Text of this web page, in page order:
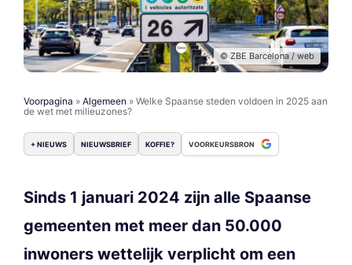
© ZBE Barcelona / web
Voorpagina » Algemeen » Welke Spaanse steden voldoen in 2025 aan
de wet met milieuzones?
+ NIEUWS NIEUWSBRIEF KOFFIE? VOORKEURSBRON
Sinds 1 januari 2024 zijn alle Spaanse
gemeenten met meer dan 50.000
inwoners wettelijk verplicht om een